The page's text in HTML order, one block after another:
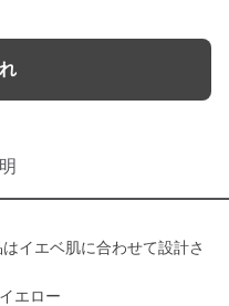
イエベ肌に合わせて設計さ
エロー